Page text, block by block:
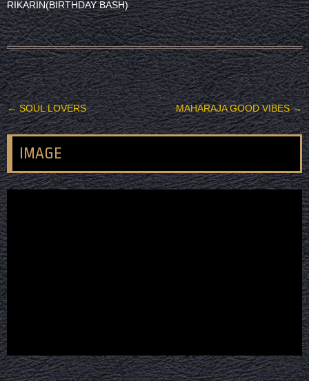
RIKARIN(BIRTHDAY BASH)
投稿ナビゲーション
←SOUL LOVERS MAHARAJA GOOD VIBES→
IMAGE